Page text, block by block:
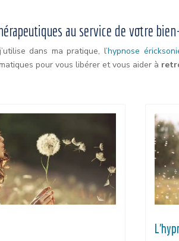
au service de votre
dans ma pratique, l’hypnose
pour vous libérer et vous aider à